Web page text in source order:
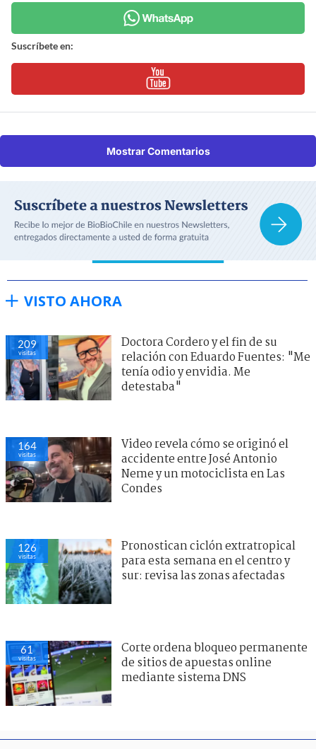
Suscríbete en:
Mostrar Comentarios
VISTO AHORA
209
visitas
Doctora Cordero y el fin de su
relación con Eduardo Fuentes: "Me
tenía odio y envidia. Me
detestaba"
164
visitas
Video revela cómo se originó el
accidente entre José Antonio
Neme y un motociclista en Las
Condes
126
visitas
Pronostican ciclón extratropical
para esta semana en el centro y
sur: revisa las zonas afectadas
61
visitas
Corte ordena bloqueo permanente
de sitios de apuestas online
mediante sistema DNS